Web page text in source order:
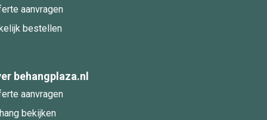
aanvragen
bestellen
behangplaza.nl
aanvragen
bekijken